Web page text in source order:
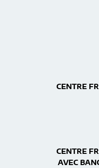
CENTRE
CENTRE
AVEC